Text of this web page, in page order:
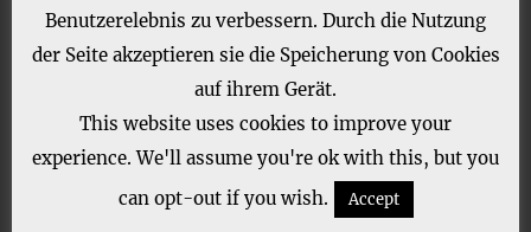
CATEGORY :
Benutzerelebnis zu verbessern. Durch die Nutzung
der Seite akzeptieren sie die Speicherung von Cookies
auf ihrem Gerät.
This website uses cookies to improve your
experience. We'll assume you're ok with this, but you
can opt-out if you wish.
Accept